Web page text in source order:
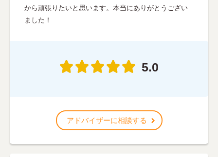
から頑張りたいと思います。本当にありがとうござい
ました！
5.0
アドバイザーに相談する